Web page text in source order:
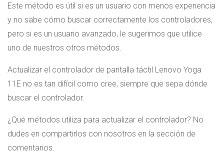
Este método es útil si es un usuario con menos experiencia
y no sabe cómo buscar correctamente los controladores,
pero si es un usuario avanzado, le sugerimos que utilice
uno de nuestros otros métodos.
Actualizar el controlador de pantalla táctil Lenovo Yoga
11E no es tan difícil como cree, siempre que sepa dónde
buscar el controlador.
¿Qué métodos utiliza para actualizar el controlador? No
dudes en compartirlos con nosotros en la sección de
comentarios.